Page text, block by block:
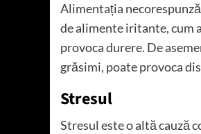
Alimentația
de alimente iritante, cum
provoca durere. De
grăsimi, poate provoca
Stresul
Stresul este o altă cauză